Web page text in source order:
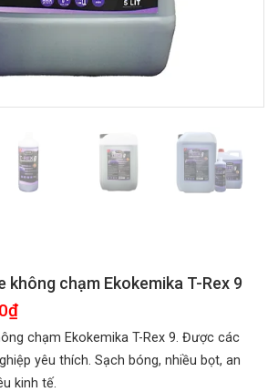
không chạm Ekokemika T-Rex 9
₫Giá
tại
là:
132.000₫.
chạm Ekokemika T-Rex 9. Được các
yêu thích. Sạch bóng, nhiều bọt, an
kinh tế.